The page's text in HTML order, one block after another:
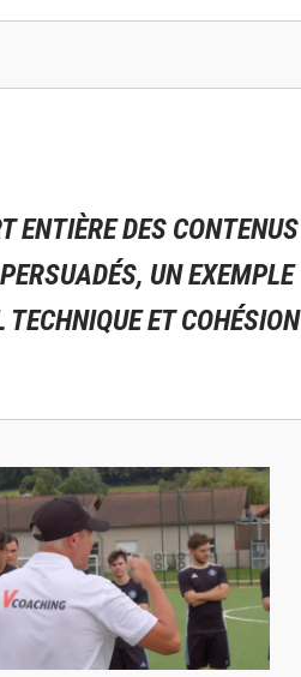
ENTIÈRE DES CONTENUS
UN EXEMPLE
ET COHÉSION